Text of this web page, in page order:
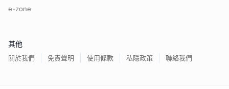
e-zone
其他
關於我們 免責聲明 使用條款 私隱政策 聯絡我們